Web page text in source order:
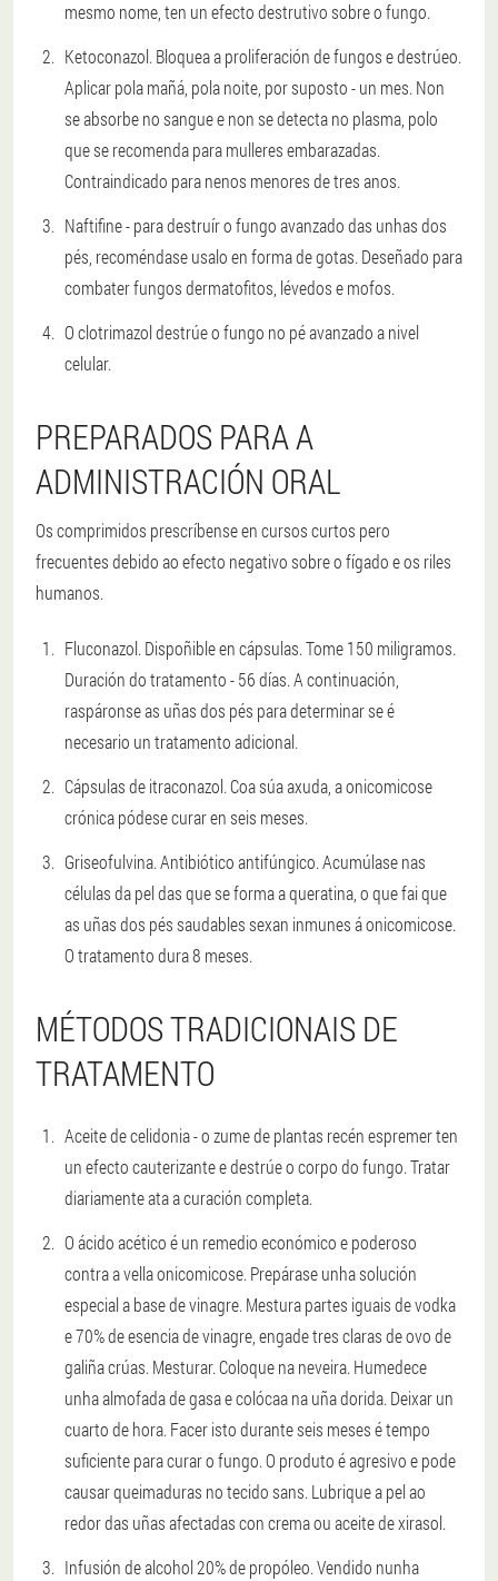
mesmo nome, ten un efecto destrutivo sobre o fungo.
Ketoconazol. Bloquea a proliferación de fungos e destrúeo.
Aplicar pola mañá, pola noite, por suposto - un mes. Non
se absorbe no sangue e non se detecta no plasma, polo
que se recomenda para mulleres embarazadas.
Contraindicado para nenos menores de tres anos.
Naftifine - para destruír o fungo avanzado das unhas dos
pés, recoméndase usalo en forma de gotas. Deseñado para
combater fungos dermatofitos, lévedos e mofos.
O clotrimazol destrúe o fungo no pé avanzado a nivel
celular.
PREPARADOS PARA A
ADMINISTRACIÓN ORAL
Os comprimidos prescríbense en cursos curtos pero
frecuentes debido ao efecto negativo sobre o fígado e os riles
humanos.
Fluconazol. Dispoñible en cápsulas. Tome 150 miligramos.
Duración do tratamento - 56 días. A continuación,
raspáronse as uñas dos pés para determinar se é
necesario un tratamento adicional.
Cápsulas de itraconazol. Coa súa axuda, a onicomicose
crónica pódese curar en seis meses.
Griseofulvina. Antibiótico antifúngico. Acumúlase nas
células da pel das que se forma a queratina, o que fai que
as uñas dos pés saudables sexan inmunes á onicomicose.
O tratamento dura 8 meses.
MÉTODOS TRADICIONAIS DE
TRATAMENTO
Aceite de celidonia - o zume de plantas recén espremer ten
un efecto cauterizante e destrúe o corpo do fungo. Tratar
diariamente ata a curación completa.
O ácido acético é un remedio económico e poderoso
contra a vella onicomicose. Prepárase unha solución
especial a base de vinagre. Mestura partes iguais de vodka
e 70% de esencia de vinagre, engade tres claras de ovo de
galiña crúas. Mesturar. Coloque na neveira. Humedece
unha almofada de gasa e colócaa na uña dorida. Deixar un
cuarto de hora. Facer isto durante seis meses é tempo
suficiente para curar o fungo. O produto é agresivo e pode
causar queimaduras no tecido sans. Lubrique a pel ao
redor das uñas afectadas con crema ou aceite de xirasol.
Infusión de alcohol 20% de propóleo. Vendido nunha